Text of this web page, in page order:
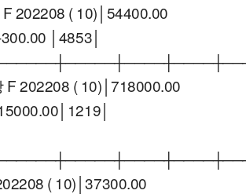
202208 ( 10)│54400.00
│4853│
F 202208 ( 10)│718000.00
( 10)│37300.00